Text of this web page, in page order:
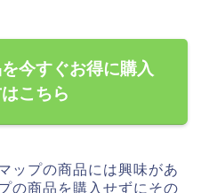
今すぐお得に購入
こちら
ップの商品には興味があ
の商品を購入せずにその